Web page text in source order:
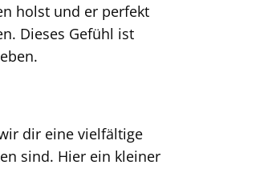
holst und er perfekt
Dieses Gefühl ist
dir eine vielfältige
sind. Hier ein kleiner